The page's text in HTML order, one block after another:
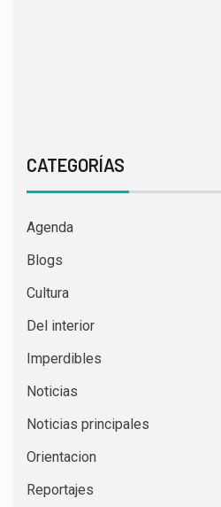
CATEGORÍAS
Agenda
Blogs
Cultura
Del interior
Imperdibles
Noticias
Noticias principales
Orientacion
Reportajes